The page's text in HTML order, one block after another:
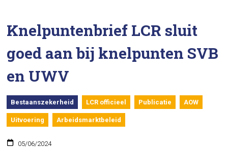
Knelpuntenbrief LCR sluit
goed aan bij knelpunten SVB
en UWV
Bestaanszekerheid LCR officieel Publicatie AOW
Uitvoering Arbeidsmarktbeleid
05/06/2024